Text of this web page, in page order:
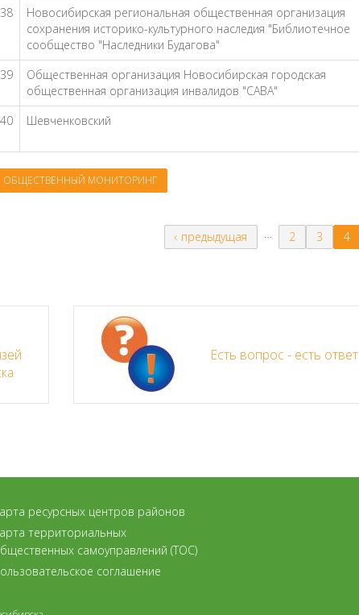
38
Новосибирская региональная общественная организация
сохранения историко-культурного наследия "Библиотечное
сообщество "Наследники Будагова"
39
Общественная организация Новосибирская городская
общественная организация инвалидов "САВА"
40
Шевченковский
ОБЩЕСТВЕННЫЙ МОНИТОРИНГ
‹ предыдущая … 2 3 4
Есть вопрос - есть ответ
ресурсных центров районов
территориальных
самоуправлений (ТОС)
соглашение